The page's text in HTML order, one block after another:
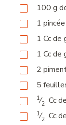
100 g
1 pincée
1 Ccde
1 Ccde
2
5
1⁄2 Cc
1⁄2 Cc